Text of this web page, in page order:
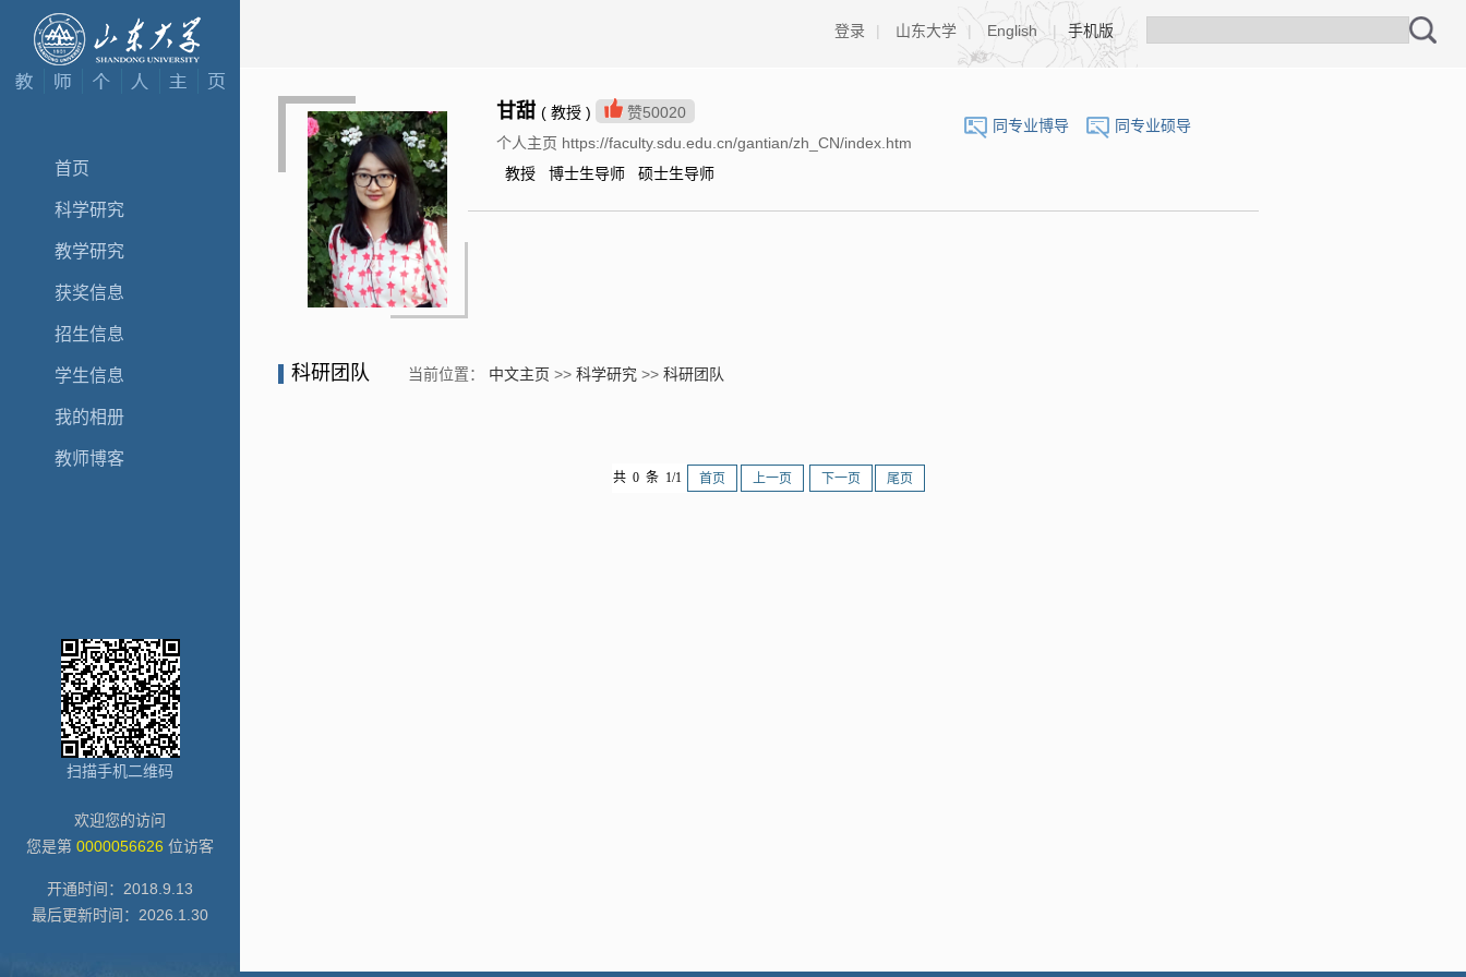
首页
科学研究
教学研究
获奖信息
招生信息
学生信息
我的相册
教师博客
扫描手机二维码
欢迎您的访问
您是第 0000056626 位访客
开通时间： 2018 9 13
最后更新时间： 2026 1 30
登录 | 山东大学 | English | 手机版
同专业博导 同专业硕导
甘甜 ( 教授 ) 赞50020
个人主页 https://faculty.sdu.edu.cn/gantian/zh_CN/index.htm
教授 博士生导师 硕士生导师
科研团队 当前位置： 中文主页 >> 科学研究 >> 科研团队
共 0 条 1/1 首页 上一页 下一页 尾页